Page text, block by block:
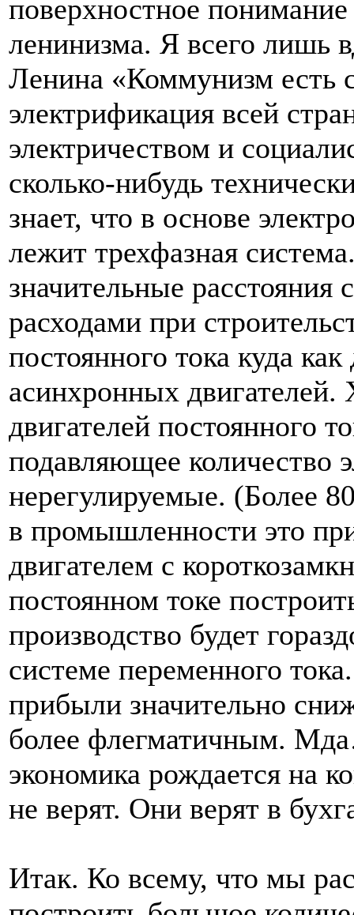
поверхностное
ленинизма. Я всего лишь
Ленина «Коммунизм есть
электрификация всей
электричеством и
сколько-нибудь
знает, что в основе
лежит трехфазная
значительные
расходами при
постоянного тока куда
асинхронных двигателей.
двигателей постоянного
подавляющее количество
нерегулируемые. (Более
в промышленности это
двигателем с
постоянном токе
производство будет
системе переменного
прибыли значительно
более флегматичным.
экономика рождается на
не верят. Они верят в
Итак. Ко всему, что мы